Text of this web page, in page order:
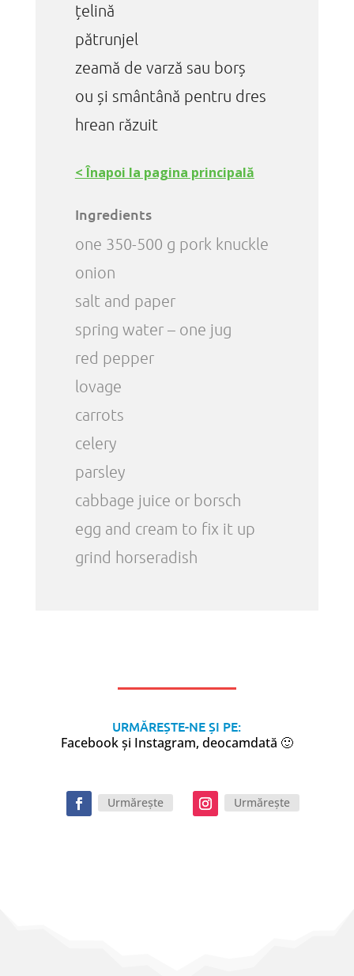
țelină
pătrunjel
zeamă de varză sau borș
ou și smântână pentru dres
hrean răzuit
< Înapoi la pagina principală
Ingredients
one 350-500 g pork knuckle
onion
salt and paper
spring water – one jug
red pepper
lovage
carrots
celery
parsley
cabbage juice or borsch
egg and cream to fix it up
grind horseradish
URMĂREȘTE-NE ȘI PE:
Facebook și Instagram, deocamdată 🙂
Urmărește Urmărește